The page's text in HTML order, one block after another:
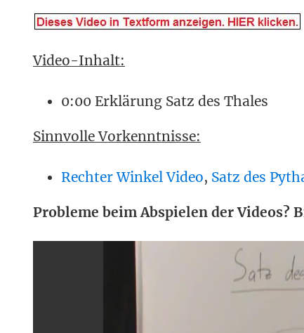
Video-Inhalt:
0:00 Erklärung Satz des Thales
Sinnvolle Vorkenntnisse:
Rechter Winkel Video, Satz des
Probleme beim Abspielen der Videos?